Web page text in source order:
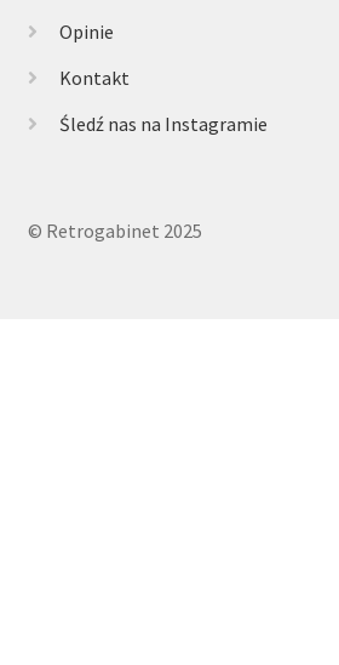
Opinie
Kontakt
Śledź nas na Instagramie
© Retrogabinet 2025